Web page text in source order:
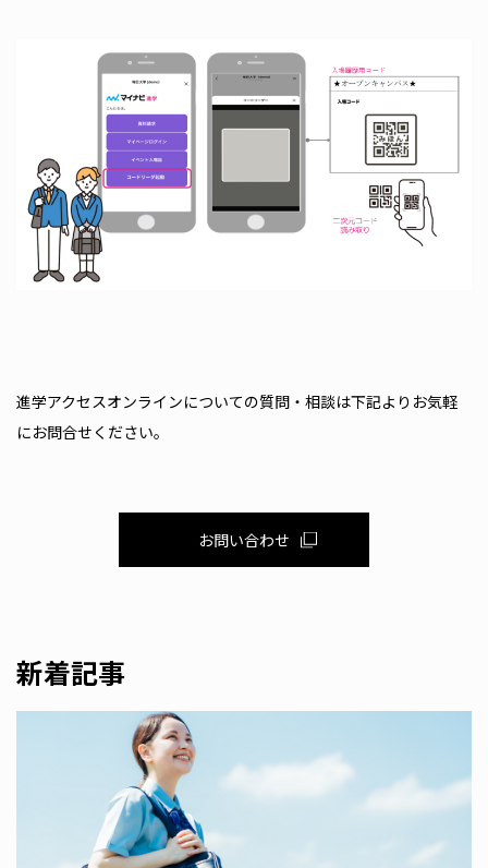
進学アクセスオンラインについての質問・相談は下記よりお気軽
にお問合せください。
お問い合わせ
新着記事